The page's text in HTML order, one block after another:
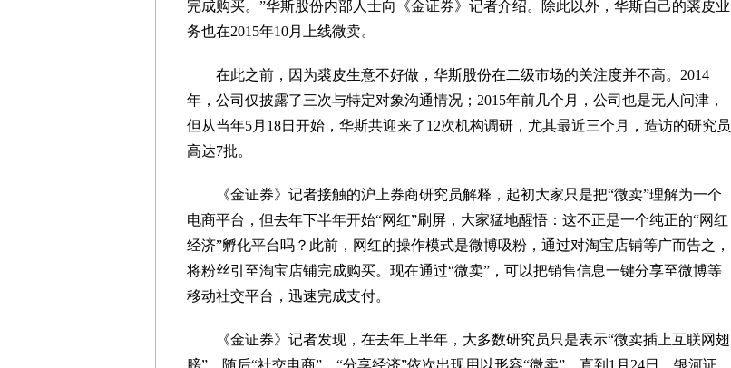
完成购买。”华斯股份内部人士向《金证券》记者介绍。除此以外，华斯自己的裘皮业
务也在2015年10月上线微卖。
在此之前，因为裘皮生意不好做，华斯股份在二级市场的关注度并不高。2014
年，公司仅披露了三次与特定对象沟通情况；2015年前几个月，公司也是无人问津，
但从当年5月18日开始，华斯共迎来了12次机构调研，尤其最近三个月，造访的研究员
高达7批。
《金证券》记者接触的沪上券商研究员解释，起初大家只是把“微卖”理解为一个
电商平台，但去年下半年开始“网红”刷屏，大家猛地醒悟：这不正是一个纯正的“网红
经济”孵化平台吗？此前，网红的操作模式是微博吸粉，通过对淘宝店铺等广而告之，
将粉丝引至淘宝店铺完成购买。现在通过“微卖”，可以把销售信息一键分享至微博等
移动社交平台，迅速完成支付。
《金证券》记者发现，在去年上半年，大多数研究员只是表示“微卖插上互联网翅
膀”，随后“社交电商”、“分享经济”依次出现用以形容“微卖”，直到1月24日，银河证